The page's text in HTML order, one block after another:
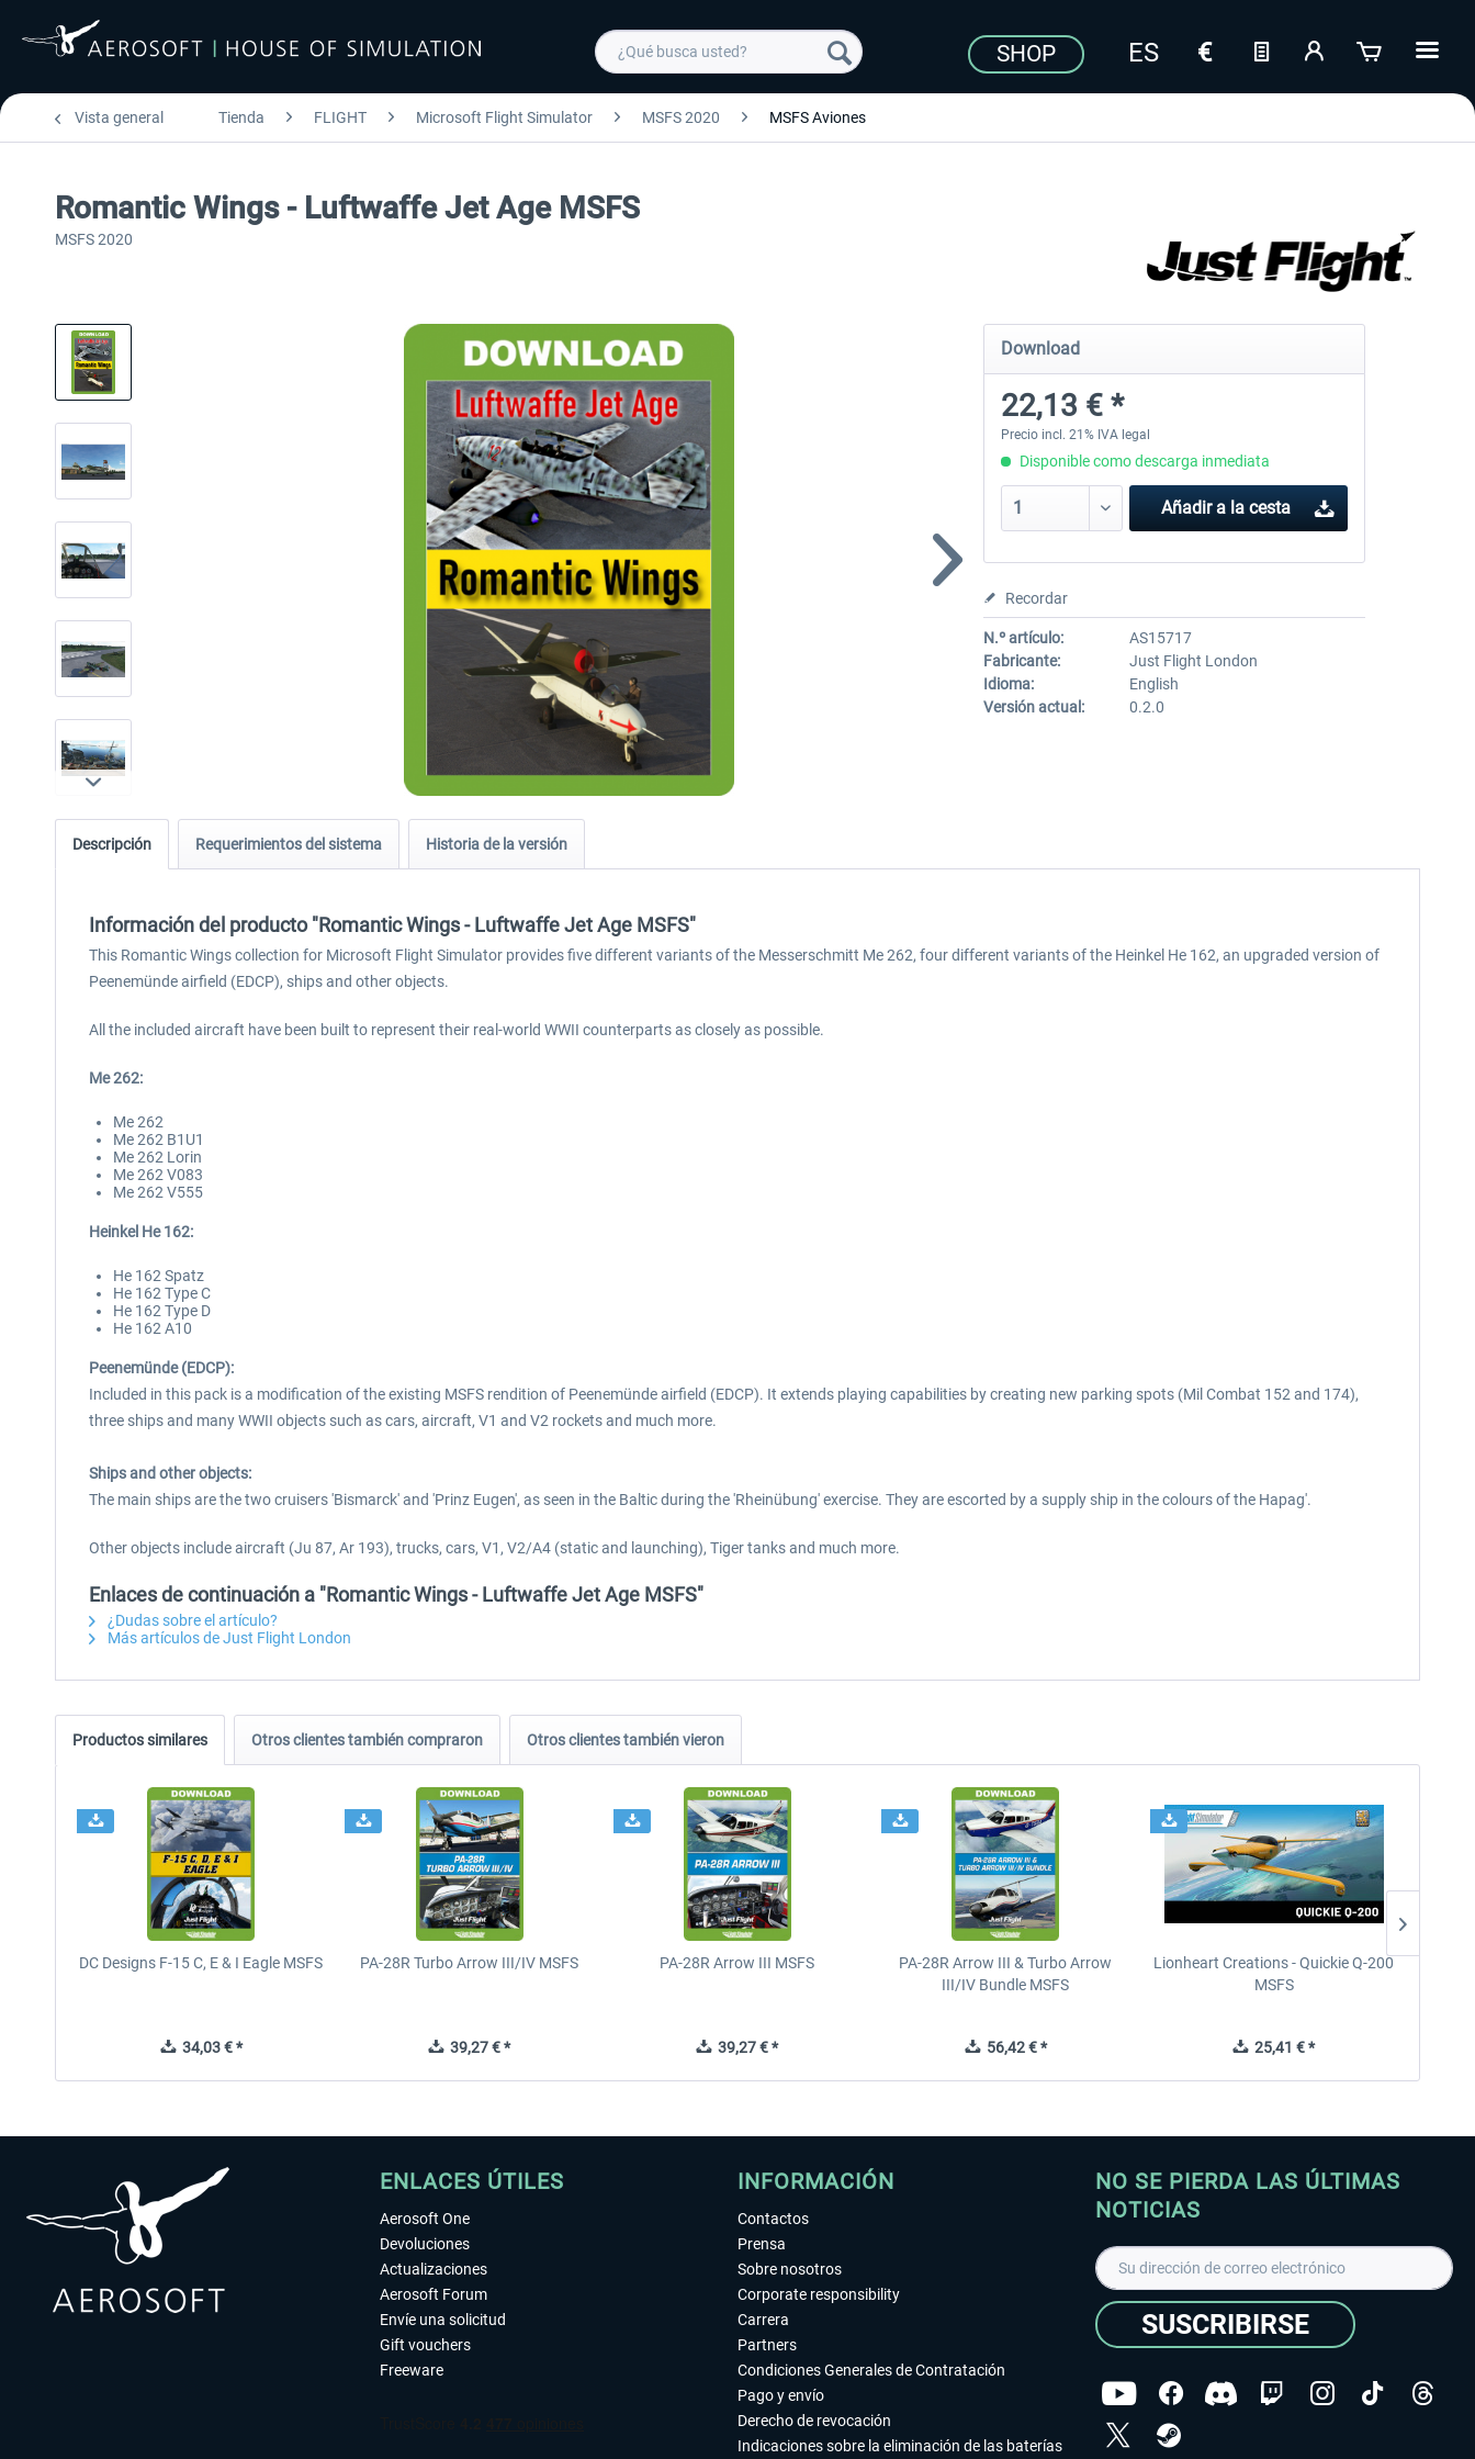
SHOP
Vista general Tienda FLIGHT Microsoft Flight Simulator MSFS 2020 MSFS Aviones
Romantic Wings - Luftwaffe Jet Age MSFS
MSFS 2020
Download
22,13 € *
Precio incl. 21% IVA legal
Disponible como descarga inmediata
Añadir a la cesta
Recordar
N.º artículo:
AS15717
Fabricante:
Just Flight London
Idioma:
English
Versión actual:
0.2.0
Descripción Requerimientos del sistema Historia de la versión
Información del producto "Romantic Wings - Luftwaffe Jet Age MSFS"
This Romantic Wings collection for Microsoft Flight Simulator provides five different variants of the Messerschmitt Me 262, four different variants of the Heinkel He 162, an upgraded version of
Peenemünde airfield (EDCP), ships and other objects.
All the included aircraft have been built to represent their real-world WWII counterparts as closely as possible.
Me 262:
Me 262
Me 262 B1U1
Me 262 Lorin
Me 262 V083
Me 262 V555
Heinkel He 162:
He 162 Spatz
He 162 Type C
He 162 Type D
He 162 A10
Peenemünde (EDCP):
Included in this pack is a modification of the existing MSFS rendition of Peenemünde airfield (EDCP). It extends playing capabilities by creating new parking spots (Mil Combat 152 and 174),
three ships and many WWII objects such as cars, aircraft, V1 and V2 rockets and much more.
Ships and other objects:
The main ships are the two cruisers 'Bismarck' and 'Prinz Eugen', as seen in the Baltic during the 'Rheinübung' exercise. They are escorted by a supply ship in the colours of the Hapag'.
Other objects include aircraft (Ju 87, Ar 193), trucks, cars, V1, V2/A4 (static and launching), Tiger tanks and much more.
Enlaces de continuación a "Romantic Wings - Luftwaffe Jet Age MSFS"
¿Dudas sobre el artículo?
Más artículos de Just Flight London
Productos similares Otros clientes también compraron Otros clientes también vieron
DC Designs F-15 C, E & I Eagle MSFS
34,03 € *
PA-28R Turbo Arrow III/IV MSFS
39,27 € *
PA-28R Arrow III MSFS
39,27 € *
PA-28R Arrow III & Turbo Arrow
III/IV Bundle MSFS
56,42 € *
Lionheart Creations - Quickie Q-200
MSFS
25,41 € *
ENLACES ÚTILES
Aerosoft One
Devoluciones
Actualizaciones
Aerosoft Forum
Envíe una solicitud
Gift vouchers
Freeware
INFORMACIÓN
Contactos
Prensa
Sobre nosotros
Corporate responsibility
Carrera
Partners
Condiciones Generales de Contratación
Pago y envío
Derecho de revocación
Indicaciones sobre la eliminación de las baterías
NO SE PIERDA LAS ÚLTIMAS
NOTICIAS
SUSCRIBIRSE